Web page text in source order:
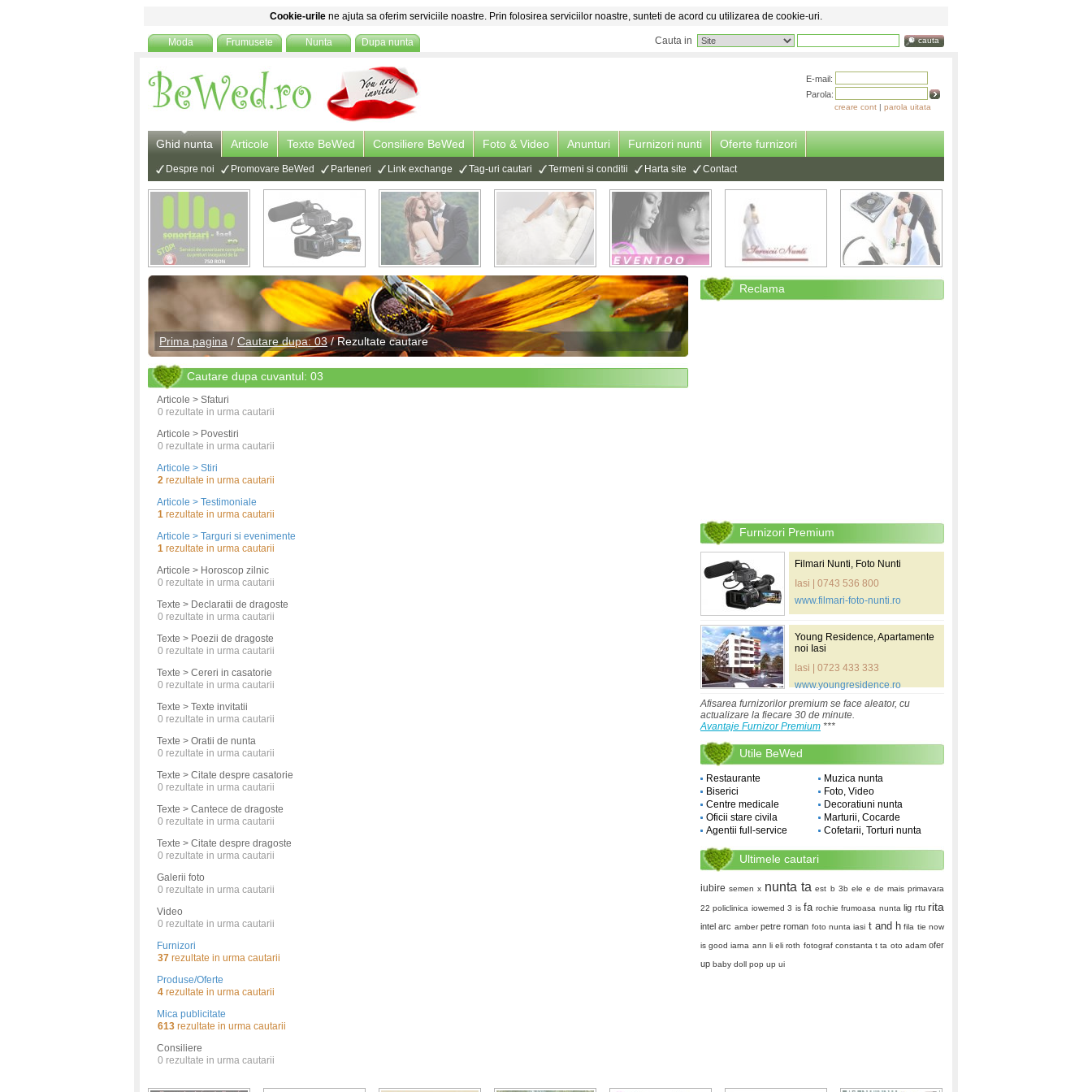
Cookie-urile ne ajuta sa oferim serviciile noastre. Prin folosirea serviciilor noastre, sunteti de acord cu utilizarea de cookie-uri.
Moda Frumusete Nunta Dupa nunta Cauta in cauta
E-mail:
Parola:
creare cont | parola uitata
Ghid nunta Articole Texte BeWed Consiliere BeWed Foto & Video Anunturi Furnizori nunti Oferte furnizori
Despre noi Promovare BeWed Parteneri Link exchange Tag-uri cautari Termeni si conditii Harta site Contact
Prima pagina / Cautare dupa: 03/ Rezultate cautare
Cautare dupa cuvantul: 03
Articole > Sfaturi
0 rezultate in urma cautarii
Articole > Povestiri
0 rezultate in urma cautarii
Articole > Stiri
2 rezultate in urma cautarii
Articole > Testimoniale
1 rezultate in urma cautarii
Articole > Targuri si evenimente
1 rezultate in urma cautarii
Articole > Horoscop zilnic
0 rezultate in urma cautarii
Texte > Declaratii de dragoste
0 rezultate in urma cautarii
Texte > Poezii de dragoste
0 rezultate in urma cautarii
Texte > Cereri in casatorie
0 rezultate in urma cautarii
Texte > Texte invitatii
0 rezultate in urma cautarii
Texte > Oratii de nunta
0 rezultate in urma cautarii
Texte > Citate despre casatorie
0 rezultate in urma cautarii
Texte > Cantece de dragoste
0 rezultate in urma cautarii
Texte > Citate despre dragoste
0 rezultate in urma cautarii
Galerii foto
0 rezultate in urma cautarii
Video
0 rezultate in urma cautarii
Furnizori
37 rezultate in urma cautarii
Produse/Oferte
4 rezultate in urma cautarii
Mica publicitate
613 rezultate in urma cautarii
Consiliere
0 rezultate in urma cautarii
Reclama
Furnizori Premium
Filmari Nunti, Foto Nunti
Iasi | 0743 536 800
www.filmari-foto-nunti.ro
Young Residence, Apartamente
noi Iasi
Iasi | 0723 433 333
www.youngresidence.ro
Afisarea furnizorilor premium se face aleator, cu
actualizare la fiecare 30 de minute.
Avantaje Furnizor Premium ***
Utile BeWed
Restaurante
Biserici
Centre medicale
Oficii stare civila
Agentii full-service
Muzica nunta
Foto, Video
Decoratiuni nunta
Marturii, Cocarde
Cofetarii, Torturi nunta
Ultimele cautari
iubire semen x nunta ta est b 3b ele e de mais primavara
22 policlinica iowemed 3 is fa rochie frumoasa nunta lig rtu rita
intel arc amber petre roman foto nunta iasi t and h fila tie now
is good iarna ann li eli roth fotograf constanta t ta oto adam ofer
up baby doll pop up ui